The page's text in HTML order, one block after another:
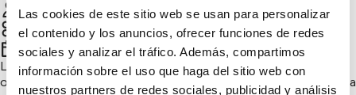
Las cookies de este sitio web se usan para personalizar
el contenido y los anuncios, ofrecer funciones de redes
sociales y analizar el tráfico. Además, compartimos
información sobre el uso que haga del sitio web con
nuestros partners de redes sociales, publicidad y análisis
FUNDACION JOSE MANUEL CALDERON
Chatear
Consumo responsable
2º trimestre 2021
La fundación José Manuel Calderón tine como uno de sus
objetivos la educación en valores, el cuidado por el planeta y la